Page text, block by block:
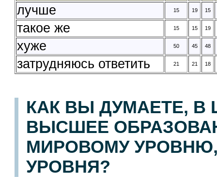
лучше 15 19 15
такое же 15 15 19
хуже 50 45 48
затрудняюсь ответить 21 21 18
КАК ВЫ ДУМАЕТЕ,
ВЫСШЕЕ
МИРОВОМУ
УРОВНЯ?